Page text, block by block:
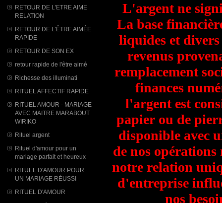
RETOUR DE L'ETRE AIME
RELATION
RETOUR DE L'ÊTRE AIMÉE
RAPIDE
RETOUR DE SON EX
retour rapide de l'être aimé
Richesse des illuminati
RITUEL AFFECTIF RAPIDE
RITUEL AMOUR - MARIAGE
AVEC MAITRE MARABOUT
WIRIKO
Rituel argent
Rituel d'amour pour un
mariage parfait et heureux
RITUEL D'AMOUR POUR
UN MARIAGE RÉUSSI
RITUEL D'AMOUR
L'argent ne
La base
liquides et divers
revenus
remplacement
finances
l'argent est
papier ou de
disponible avec
de nos
notre relation
d'entreprise
nos